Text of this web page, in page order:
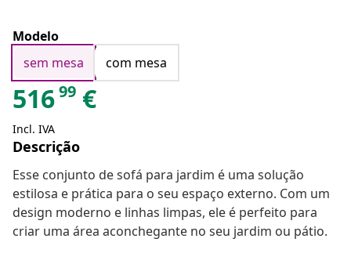
Modelo
sem mesa
com mesa
51699 €
Incl. IVA
Descrição
Esse conjunto de sofá para jardim é uma solução
estilosa e prática para o seu espaço externo. Com um
design moderno e linhas limpas, ele é perfeito para
criar uma área aconchegante no seu jardim ou pátio.